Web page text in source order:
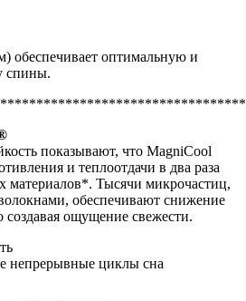
обеспечивает оптимальную и
спины.
показывают, что MagniCool
и теплоотдачи в два раза
материалов*. Тысячи микрочастиц,
обеспечивают снижение
ощущение свежести.
непрерывные циклы сна